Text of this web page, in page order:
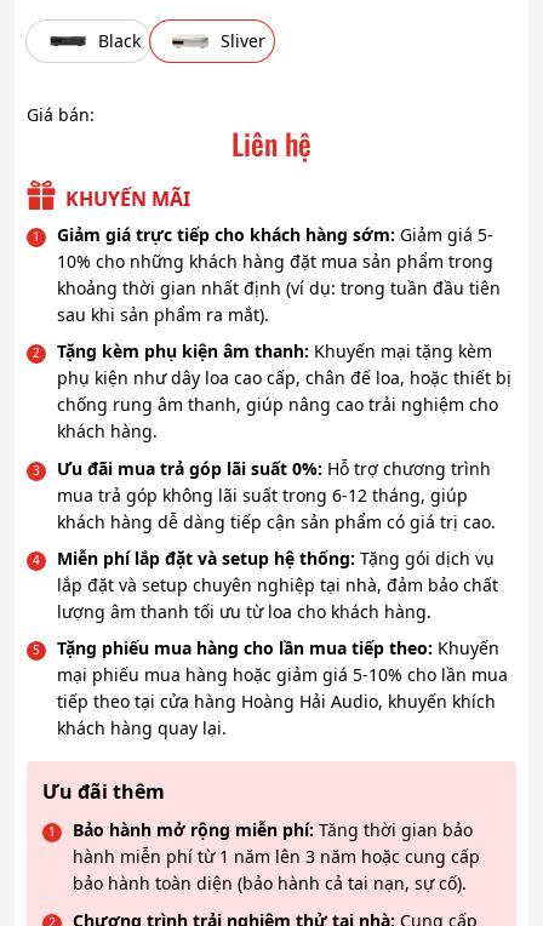
Black Sliver
Giá bán:
Liên hệ
KHUYẾN MÃI
Giảm giá trực tiếp cho khách hàng sớm: Giảm giá 5-
10% cho những khách hàng đặt mua sản phẩm trong
khoảng thời gian nhất định (ví dụ: trong tuần đầu tiên
sau khi sản phẩm ra mắt).
Tặng kèm phụ kiện âm thanh: Khuyến mại tặng kèm
phụ kiện như dây loa cao cấp, chân đế loa, hoặc thiết bị
chống rung âm thanh, giúp nâng cao trải nghiệm cho
khách hàng.
Ưu đãi mua trả góp lãi suất 0%: Hỗ trợ chương trình
mua trả góp không lãi suất trong 6-12 tháng, giúp
khách hàng dễ dàng tiếp cận sản phẩm có giá trị cao.
Miễn phí lắp đặt và setup hệ thống: Tặng gói dịch vụ
lắp đặt và setup chuyên nghiệp tại nhà, đảm bảo chất
lượng âm thanh tối ưu từ loa cho khách hàng.
Tặng phiếu mua hàng cho lần mua tiếp theo: Khuyến
mại phiếu mua hàng hoặc giảm giá 5-10% cho lần mua
tiếp theo tại cửa hàng Hoàng Hải Audio, khuyến khích
khách hàng quay lại.
Ưu đãi thêm
Bảo hành mở rộng miễn phí: Tăng thời gian bảo
hành miễn phí từ 1 năm lên 3 năm hoặc cung cấp
bảo hành toàn diện (bảo hành cả tai nạn, sự cố).
Chương trình trải nghiệm thử tại nhà: Cung cấp